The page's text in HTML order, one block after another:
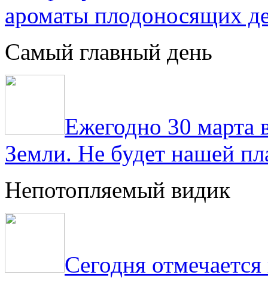
ароматы плодоносящих
Самый главный день
Ежегодно 30 марта
Земли. Не будет нашей
Непотопляемый видик
Сегодня